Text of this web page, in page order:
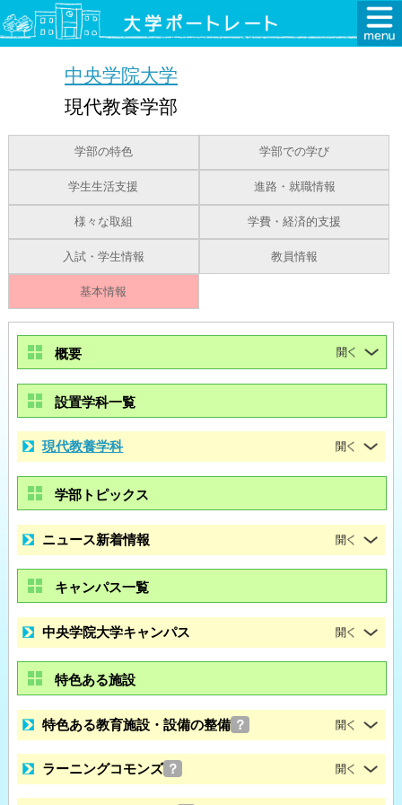
中央学院大学
現代教養学部
学部の特色 学部での学び
学生生活支援 進路・就職情報
様々な取組 学費・経済的支援
入試・学生情報 教員情報
基本情報
概要
設置学科一覧
現代教養学科
学部トピックス
ニュース新着情報
キャンパス一覧
中央学院大学キャンパス
特色ある施設
特色ある教育施設・設備の整備 ？
ラーニングコモンズ ？